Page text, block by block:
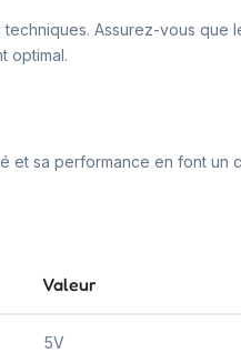
Assurez-vous
optimal.
et sa performance en font
Valeur
5V